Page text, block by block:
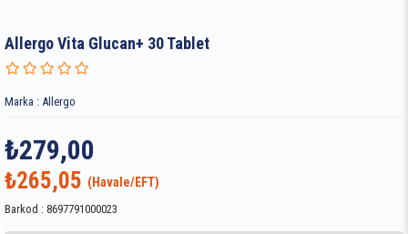
Allergo Vita Glucan+ 30 Tablet
Marka : Allergo
₺279,00
₺265,05
Barkod : 8697791000023